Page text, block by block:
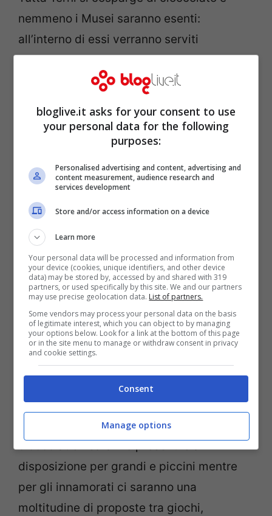
nemmeno i Musei saranno esenti:
all’interno di essi verranno serviti
cioccolato e dolci tipici ternani da
degustare mentre si ammirano le opere
verrà realizzata affiancando agli scatti dei
fotografi delle uova di cioccolato. Per non
farsi mancare proprio nulla, verrà
realizzato anche unGuinness World
Record
per il
Panpepato più grande del
mondo
Laboratori di pasticceria e maestri
cioccolatieri saranno presenti e a
disposizione per grandi e piccini mentre
per gli innamorati ci saranno una
moltitudine di proposte tra giochi,
bloglive.it asks for your consent to use
your personal data for the following
purposes:
Personalised advertising and content, advertising and
content measurement, audience research and
services development
Store and/or access information on a device
Learn more
Your personal data will be processed and information from
your device (cookies, unique identifiers, and other device
data) may be stored by, accessed by and shared with 319
partners, or used specifically by this site. We and our partners
may use precise geolocation data. List of partners.
Some vendors may process your personal data on the basis
of legitimate interest, which you can object to by managing
your options below. Look for a link at the bottom of this page
or in the site menu to manage or withdraw consent in privacy
and cookie settings.
Consent
Manage options